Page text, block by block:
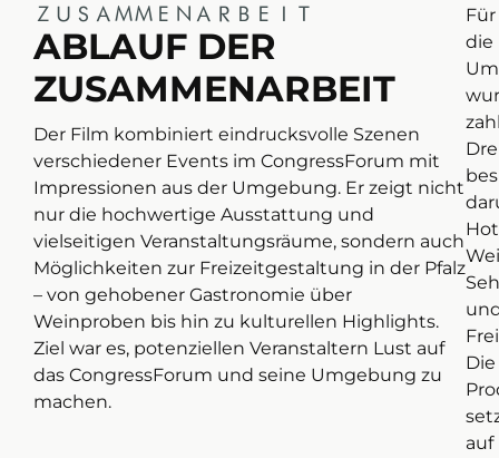
ZUSAMMENARBEIT
ABLAUF DER
ZUSAMMENARBEIT
Der Film kombiniert eindrucksvolle Szenen
verschiedener Events im CongressForum mit
Impressionen aus der Umgebung. Er zeigt nicht
nur die hochwertige Ausstattung und
vielseitigen Veranstaltungsräume, sondern auch
Möglichkeiten zur Freizeitgestaltung in der Pfalz
– von gehobener Gastronomie über
Weinproben bis hin zu kulturellen Highlights.
Ziel war es, potenziellen Veranstaltern Lust auf
das CongressForum und seine Umgebung zu
machen.
Für
die
Die
auf